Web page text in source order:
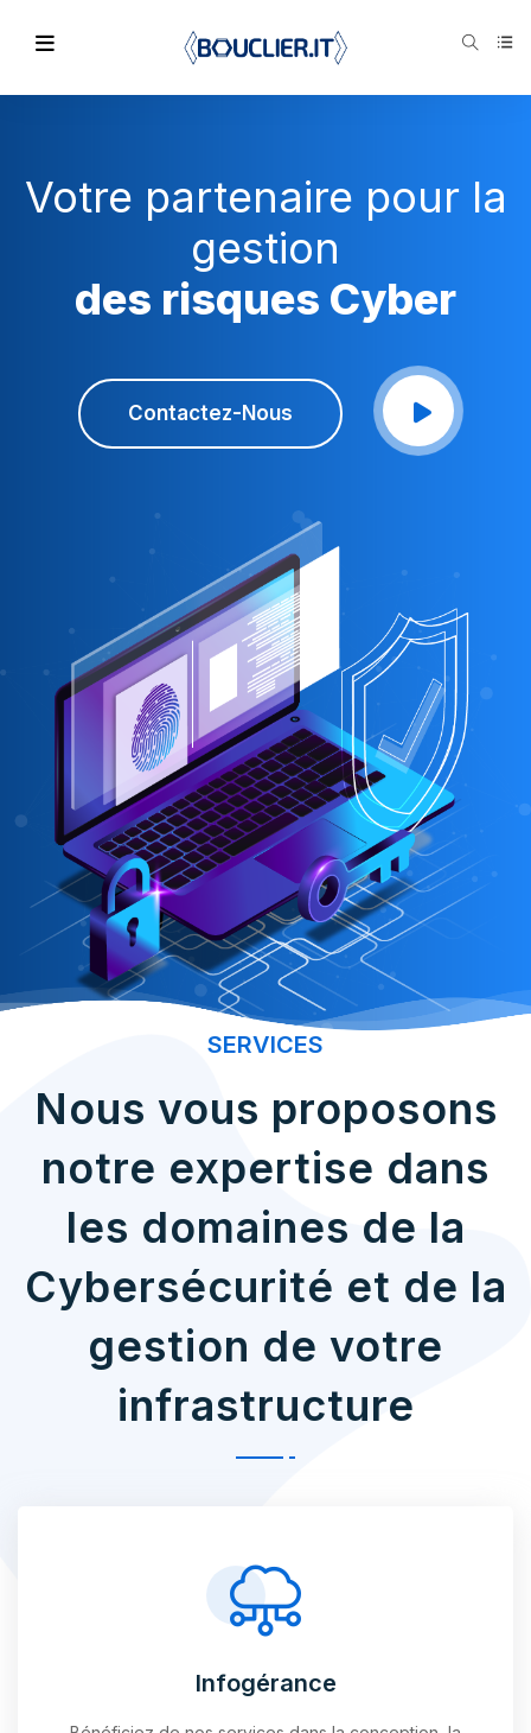
Votre partenaire pour la
gestion
des risques Cyber
Contactez-Nous
SERVICES
Nous vous proposons
notre expertise dans
les domaines de la
Cybersécurité et de la
gestion de votre
infrastructure
Infogérance